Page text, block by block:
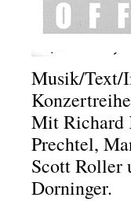
Musik/Text/
Mit Richard
Prechtel,
Scott Roller
Dorninger.